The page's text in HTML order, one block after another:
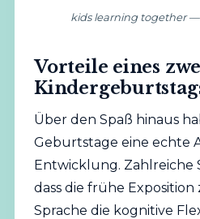
kids learning together —
Vorteile eines
Über den Spaß hinaus
Geburtstage eine echte
Entwicklung. Zahlreiche
dass die frühe
Sprache die kognitive